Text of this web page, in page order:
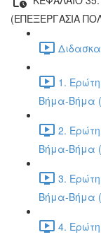
(ΕΠΕΞΕΡΓΑΣΙΑ
1.
Βήμα-Βήμα
2.
Βήμα-Βήμα
3.
Βήμα-Βήμα
4.